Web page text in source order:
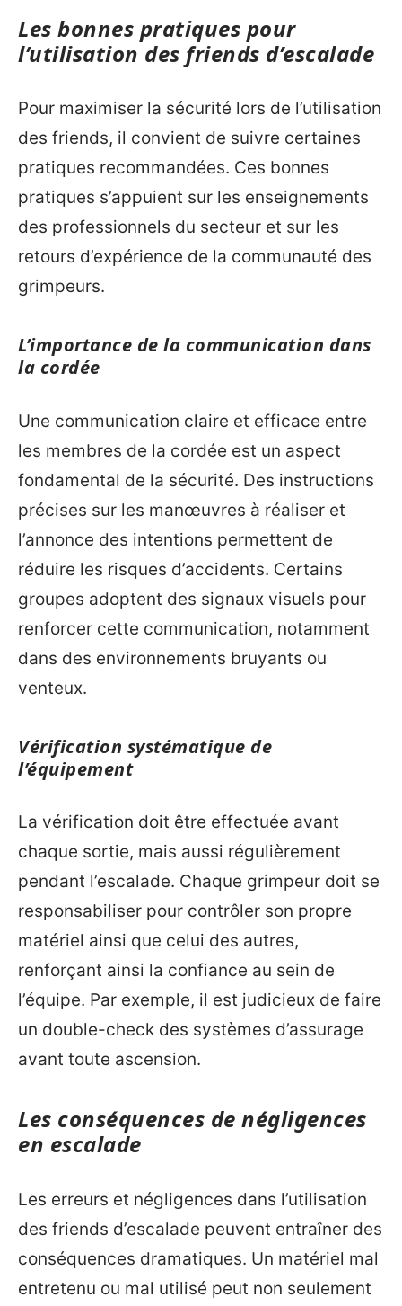
Les bonnes pratiques pour
l’utilisation des friends d’escalade
Pour maximiser la sécurité lors de l’utilisation
des friends, il convient de suivre certaines
pratiques recommandées. Ces bonnes
pratiques s’appuient sur les enseignements
des professionnels du secteur et sur les
retours d’expérience de la communauté des
grimpeurs.
L’importance de la communication dans
la cordée
Une communication claire et efficace entre
les membres de la cordée est un aspect
fondamental de la sécurité. Des instructions
précises sur les manœuvres à réaliser et
l’annonce des intentions permettent de
réduire les risques d’accidents. Certains
groupes adoptent des signaux visuels pour
renforcer cette communication, notamment
dans des environnements bruyants ou
venteux.
Vérification systématique de
l’équipement
La vérification doit être effectuée avant
chaque sortie, mais aussi régulièrement
pendant l’escalade. Chaque grimpeur doit se
responsabiliser pour contrôler son propre
matériel ainsi que celui des autres,
renforçant ainsi la confiance au sein de
l’équipe. Par exemple, il est judicieux de faire
un double-check des systèmes d’assurage
avant toute ascension.
Les conséquences de négligences
en escalade
Les erreurs et négligences dans l’utilisation
des friends d’escalade peuvent entraîner des
conséquences dramatiques. Un matériel mal
entretenu ou mal utilisé peut non seulement